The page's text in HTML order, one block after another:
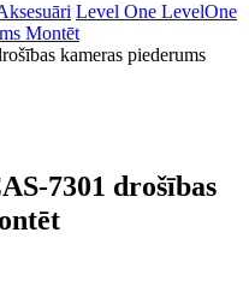
Level One LevelOne
Montēt
7301 drošības